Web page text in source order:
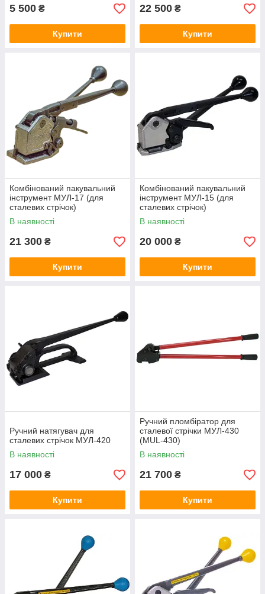
5 500 ₴
Купити
22 500 ₴
Купити
Комбінований пакувальний
інструмент МУЛ-17 (для
сталевих стрічок)
В наявності
21 300 ₴
Купити
Комбінований пакувальний
інструмент МУЛ-15 (для
сталевих стрічок)
В наявності
20 000 ₴
Купити
Ручний натягувач для
сталевих стрічок МУЛ-420
В наявності
17 000 ₴
Купити
Ручний пломбіратор для
сталевої стрічки МУЛ-430
(MUL-430)
В наявності
21 700 ₴
Купити